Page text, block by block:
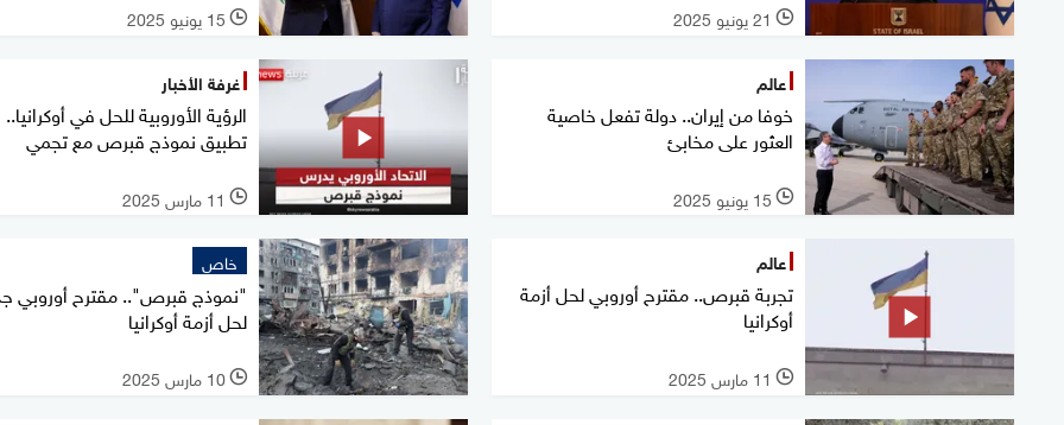
l 21 يونيو 2025 l 15 يونيو 2025
عالم
خوفا من إيران.. دولة تفعل خاصية
العثور على مخابئ
l 15 يونيو 2025
غرفة الأخبار
الرؤية الأوروبية للحل في أوكرانيا..
تطبيق نموذج قبرص مع تجمي
l 11 مارس 2025
عالم
تجربة قبرص.. مقترح أوروبي لحل أزمة
أوكرانيا
l 11 مارس 2025
خاص
"نموذج قبرص".. مقترح أوروبي
لحل أزمة أوكرانيا
l 10 مارس 2025